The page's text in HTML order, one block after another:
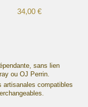
34,00€
sans lien
ou OJ Perrin.
artisanales compatibles